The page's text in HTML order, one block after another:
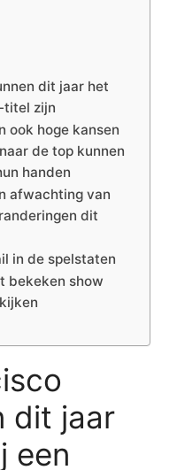
dit jaar het
titel zijn
ook hoge kansen
de top kunnen
handen
afwachting van
dit
in de spelstaten
bekeken show
dit jaar
een